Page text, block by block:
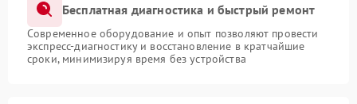
Бесплатная диагностика и быстрый ремонт
Современное оборудование и опыт позволяют провести
экспресс-диагностику и восстановление в кратчайшие
сроки, минимизируя время без устройства